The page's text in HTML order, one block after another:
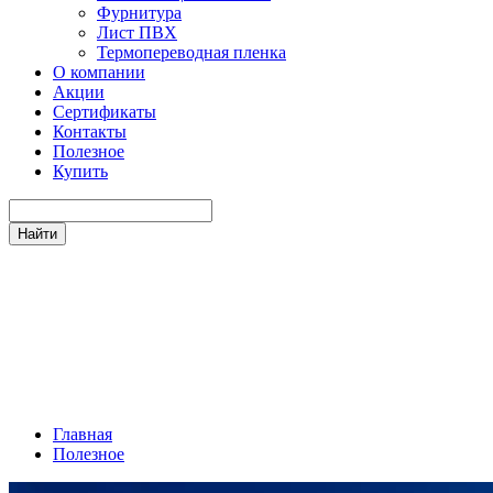
Фурнитура
Лист ПВХ
Термопереводная пленка
О компании
Акции
Сертификаты
Контакты
Полезное
Купить
Главная
Полезное